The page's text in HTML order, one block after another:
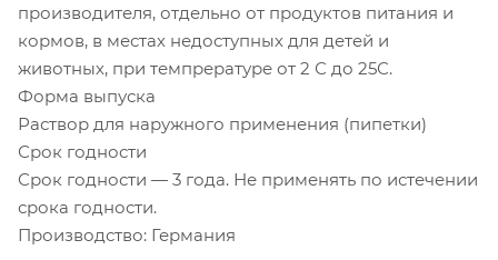
производителя, отдельно от продуктов питания и
кормов, в местах недоступных для детей и
животных, при темпрературе от 2 С до 25С.
Форма выпуска
Раствор для наружного применения (пипетки)
Срок годности
Срок годности — 3 года. Не применять по истечении
срока годности.
Производство: Германия